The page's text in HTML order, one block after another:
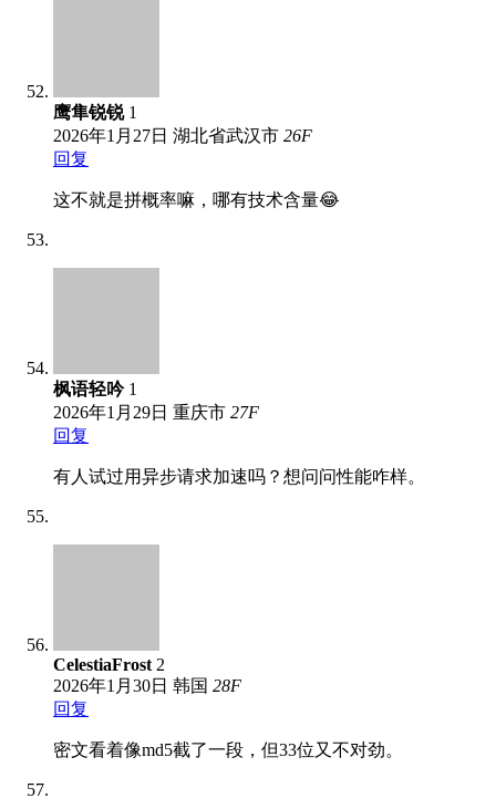
鹰隼锐锐 1
2026年1月27日 湖北省武汉市 26F
回复
这不就是拼概率嘛，哪有技术含量😂
枫语轻吟 1
2026年1月29日 重庆市 27F
回复
有人试过用异步请求加速吗？想问问性能咋样。
CelestiaFrost 2
2026年1月30日 韩国 28F
回复
密文看着像md5截了一段，但33位又不对劲。